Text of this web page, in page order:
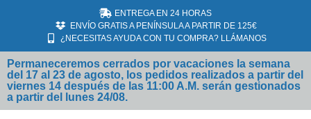
ENTREGA EN 24 HORAS
ENVÍO GRATIS A PENÍNSULA A PARTIR DE 125€
¿NECESITAS AYUDA CON TU COMPRA? LLÁMANOS
Permaneceremos cerrados por vacaciones la semana
del 17 al 23 de agosto, los pedidos realizados a partir del
viernes 14 después de las 11:00 A.M. serán gestionados
a partir del lunes 24/08.